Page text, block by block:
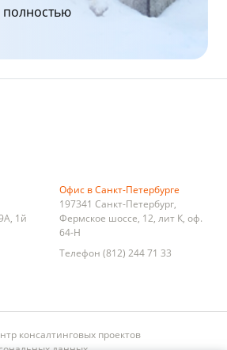
полностью
1й
Офис в Санкт-Петербурге
197341 Санкт-Петербург,
Фермское шоссе, 12, лит К, оф.
64-Н
Телефон (812) 244 71 33
консалтинговых проектов